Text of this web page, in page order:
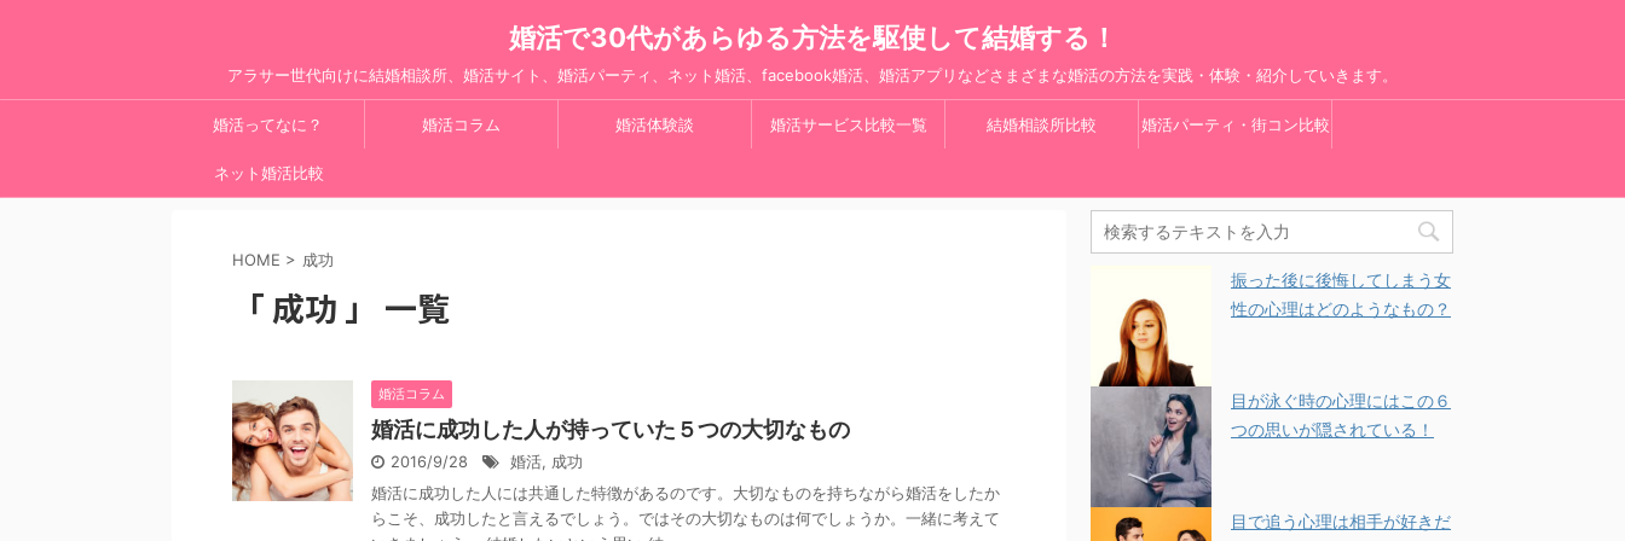
婚活で30代があらゆる方法を駆使して結婚する！
アラサー世代向けに結婚相談所、婚活サイト、婚活パーティ、ネット婚活、facebook婚活、婚活アプリなどさまざまな婚活の方法を実践・体験・紹介していきます。
婚活ってなに？ 婚活コラム 婚活体験談 婚活サービス比較一覧 結婚相談所比較 婚活パーティ・街コン比較
ネット婚活比較
HOME > 成功
「 成功 」 一覧
婚活コラム
婚活に成功した人が持っていた５つの大切なもの
2016/9/28 婚活, 成功
婚活に成功した人には共通した特徴があるのです。大切なものを持ちながら婚活をしたか
らこそ、成功したと言えるでしょう。ではその大切なものは何でしょうか。一緒に考えて
振った後に後悔してしまう女
性の心理はどのようなもの？
目が泳ぐ時の心理にはこの６
つの思いが隠されている！
目で追う心理は相手が好きだ